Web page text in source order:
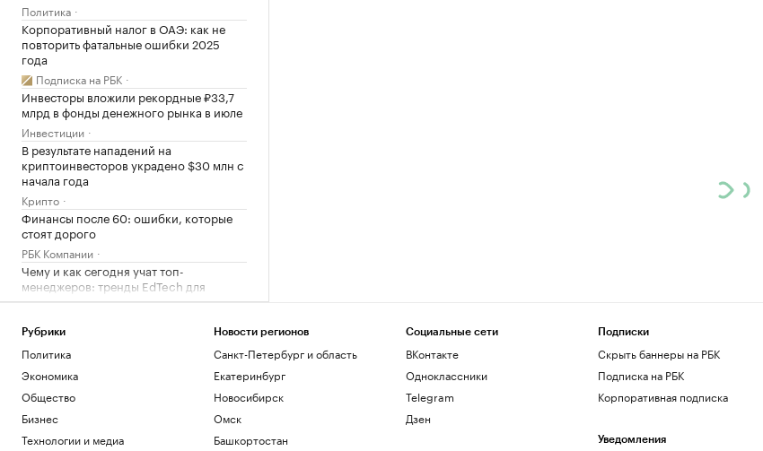
Политика
Корпоративный налог в ОАЭ: как не
повторить фатальные ошибки 2025
года
Подписка на РБК
Инвесторы вложили рекордные ₽33,7
млрд в фонды денежного рынка в июле
Инвестиции
В результате нападений на
криптоинвесторов украдено $30 млн с
начала года
Крипто
Финансы после 60: ошибки, которые
стоят дорого
РБК Компании
Чему и как сегодня учат топ-
менеджеров: тренды EdTech для
управленцев
Рубрики
Политика
Экономика
Общество
Бизнес
Технологии и медиа
Новости регионов
Санкт-Петербург и область
Екатеринбург
Новосибирск
Омск
Башкортостан
Социальные сети
ВКонтакте
Одноклассники
Telegram
Дзен
Подписки
Скрыть баннеры на РБК
Подписка на РБК
Корпоративная подписка
Уведомления